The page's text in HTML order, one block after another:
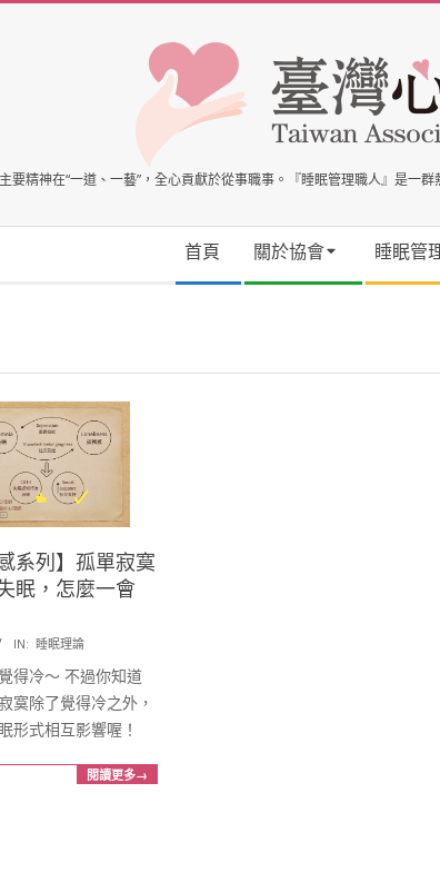
主要精神在“一道、一藝”，全心貢獻於從事職事。『睡眠管理職人』是
首頁 關於協會 睡眠管
系列】孤單寂寞
眠，怎麼一會
IN: 睡眠理論
得冷～ 不過你知道
寞除了覺得冷之外，
形式相互影響喔！
閱讀更多→